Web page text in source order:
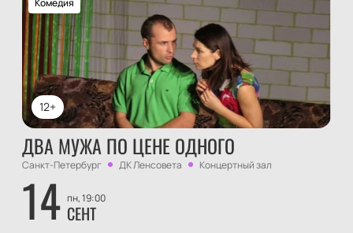
12+
ДВА МУЖА ПО ЦЕНЕ ОДНОГО
Санкт-Петербург ДК Ленсовета Концертный зал
14 пн, 19:00
СЕНТ